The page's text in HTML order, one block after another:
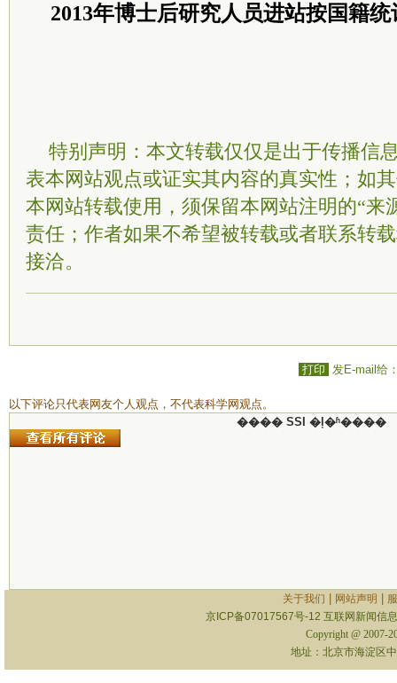
2013年博士后研究人员进站按国籍统
特别声明：本文转载仅仅是出于传播信
表本网站观点或证实其内容的真实性；如
本网站转载使用，须保留本网站注明的“来
责任；作者如果不希望被转载或者联系转
接洽。
打印 发E-mail给
以下评论只代表网友个人观点，不代表科学网观点。
���� SSI �ļ�ʱ����
关于我们 网站声明
京ICP备07017567号-12 互联网新闻信
Copyright @ 2007-
地址：北京市海淀区